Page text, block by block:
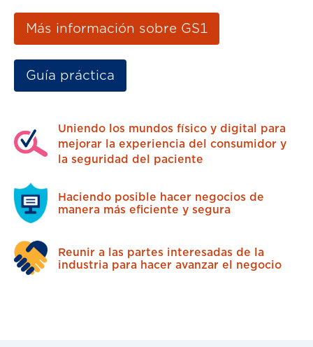
Más información sobre GS1
Guía práctica
Uniendo los mundos físico y digital para
mejorar la experiencia del consumidor y
la seguridad del paciente
Haciendo posible hacer negocios de
manera más eficiente y segura
Reunir a las partes interesadas de la
industria para hacer avanzar el negocio